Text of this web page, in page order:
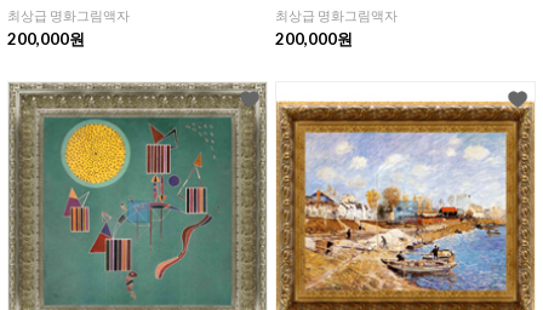
최상급 명화그림액자
200,000원
최상급 명화그림액자
200,000원